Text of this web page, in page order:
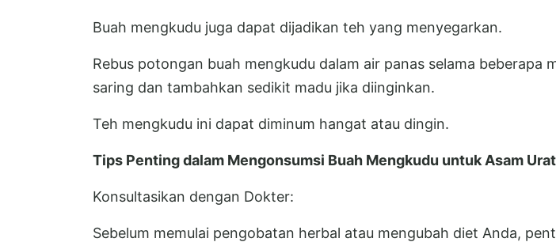
Buah mengkudu juga dapat dijadikan teh yang menyegarkan.
Rebus potongan buah mengkudu dalam air panas selama beberapa
saring dan tambahkan sedikit madu jika diinginkan.
Teh mengkudu ini dapat diminum hangat atau dingin.
Tips Penting dalam Mengonsumsi Buah Mengkudu untuk Asam Urat
Konsultasikan dengan Dokter:
Sebelum memulai pengobatan herbal atau mengubah diet Anda,